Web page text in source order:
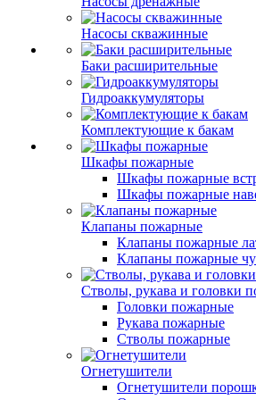
Насосы скважинные
Баки расширительные
Гидроаккумуляторы
Комплектующие к бакам
Шкафы пожарные
Шкафы пожарные
Шкафы пожарные
Клапаны пожарные
Клапаны пожарные
Клапаны пожарные
Стволы, рукава и головки
Головки пожарные
Рукава пожарные
Стволы пожарные
Огнетушители
Огнетушители